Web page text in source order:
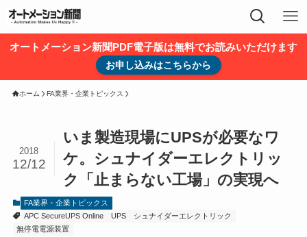
オートメーション新聞PDF電子版は無料でお読みいただけます
お申し込みはこちらから
ホーム FA業界・企業トピックス
いま製造現場にUPSが必要なワ
ケ。シュナイダーエレクトリッ
ク「止まらない工場」の実現へ
2018
12/12
FA業界・企業トピックス
APC SecureUPS Online
UPS
シュナイダーエレクトリック
無停電電源装置